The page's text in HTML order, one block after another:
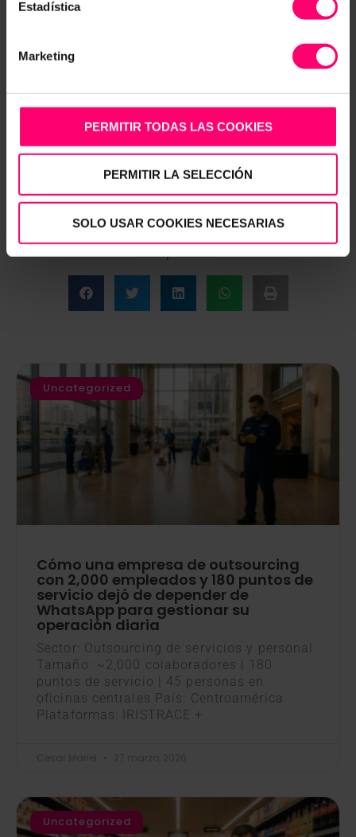
Estadística
Marketing
PERMITIR TODAS LAS COOKIES
PERMITIR LA SELECCIÓN
SOLO USAR COOKIES NECESARIAS
¿Te resultó interesante? ¡No dudes en
compartirlo!
Uncategorized
Cómo una empresa de outsourcing
con 2,000 empleados y 180 puntos de
servicio dejó de depender de
WhatsApp para gestionar su
operación diaria
Sector: Outsourcing de servicios y personal
Tamaño: ~2,000 colaboradores | 180
puntos de servicio | 45 personas en
oficinas centrales País: Centroamérica
Plataformas: IRISTRACE +
Uncategorized